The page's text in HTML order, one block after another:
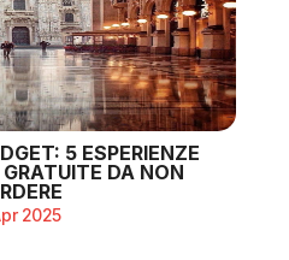
5 ESPERIENZE
DA NON
2025